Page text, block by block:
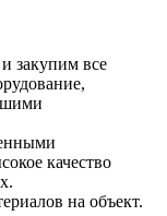
закупим все
качество
на объект.